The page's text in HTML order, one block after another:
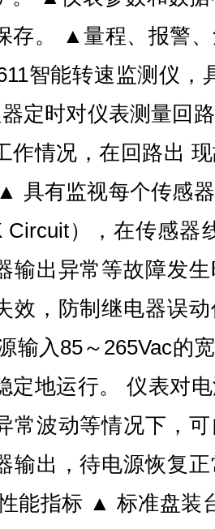
存。 ▲量程、报警
智能转速监测仪，
定时对仪表测量回
作情况，在回路出
具有监视每个传感
Circuit），在传感器
输出异常等故障发
效，防制继电器误
输入85～265Vac的
定地运行。 仪表对
常波动等情况下，
输出，待电源恢复
能指标 ▲ 标准盘装